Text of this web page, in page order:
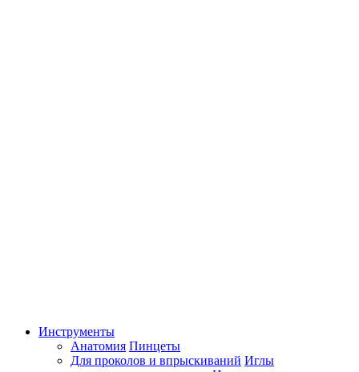
Инструменты
Анатомия Пинцеты
Для проколов и впрыскиваний Иглы